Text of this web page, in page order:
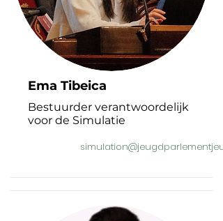
Ema Tibeica
Bestuurder verantwoordelijk
voor de Simulatie